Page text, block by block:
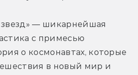
— шикарнейшая
с примесью
о космонавтах, которые
в новый мир и